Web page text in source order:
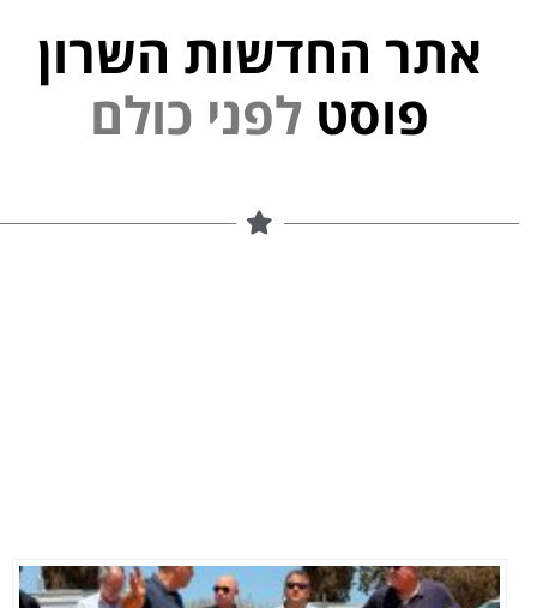
אתר החדשות השרון
פוסט